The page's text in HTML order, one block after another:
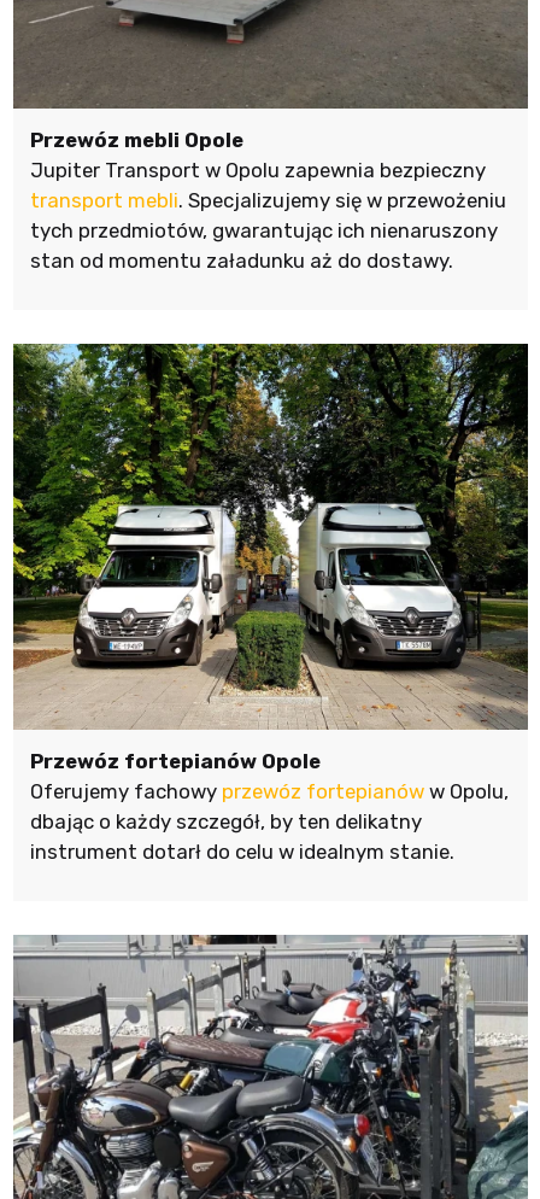
Przewóz mebli Opole
Jupiter Transport w Opolu zapewnia bezpieczny
transport mebli. Specjalizujemy się w przewożeniu
tych przedmiotów, gwarantując ich nienaruszony
stan od momentu załadunku aż do dostawy.
Przewóz fortepianów Opole
Oferujemy fachowy przewóz fortepianóww Opolu,
dbając o każdy szczegół, by ten delikatny
instrument dotarł do celu w idealnym stanie.